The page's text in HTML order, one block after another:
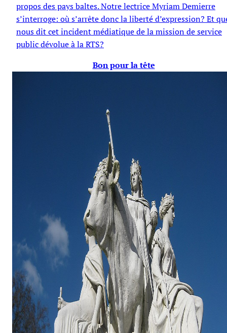
propos des pays baltes. Notre lectrice Myriam Demierre
s’interroge: où s’arrête donc la liberté d’expression? Et
nous dit cet incident médiatique de la mission de service
public dévolue à la RTS?
Bon pour la tête